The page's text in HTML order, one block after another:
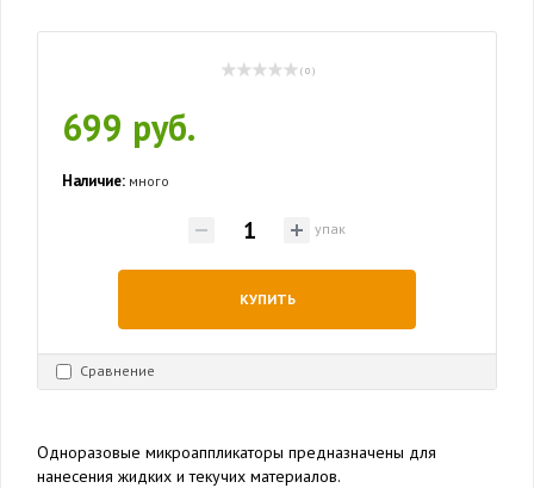
( 0 )
699 руб.
Наличие: много
упак
КУПИТЬ
Сравнение
Одноразовые микроаппликаторы предназначены для
нанесения жидких и текучих материалов.